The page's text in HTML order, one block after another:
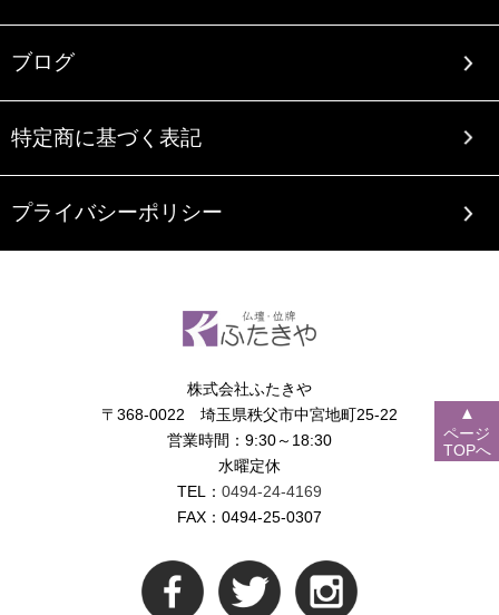
ブログ
特定商に基づく表記
プライバシーポリシー
株式会社ふたきや
〒368-0022 埼玉県秩父市中宮地町25-22
営業時間：9:30～18:30
水曜定休
TEL： 0494-24-4169
FAX：0494-25-0307
▲
ページ
TOPへ